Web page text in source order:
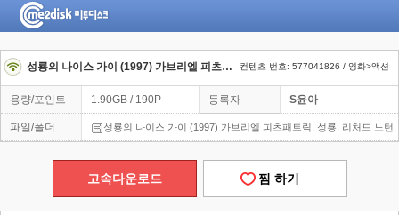
성룡의 나이스 가이 (1997) 가브리엘 피츠패트릭, 성룡, 리처드 노턴, 한글자막 컨텐츠 번호: 577041826 / 영화>액션
용량/포인트 1.90GB / 190P 등록자 S윤아
파일/폴더 성룡의 나이스 가이 (1997) 가브리엘 피츠패트릭, 성룡, 리처드 노턴,
고속다운로드 찜 하기